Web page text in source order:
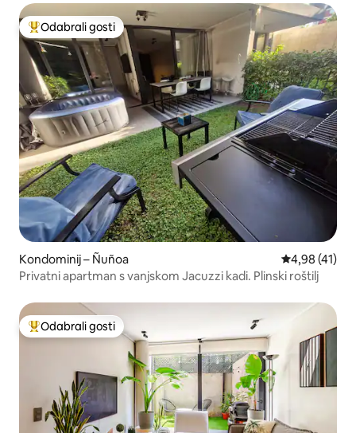
Među najviše rangiranima s oznakom „Odabrali gosti”
Odabrali gosti
Kondominij – Ñuñoa Prosječna
4,98 (41)
Privatni apartman s vanjskom Jacuzzi kadi. Plinski roštilj
Među najviše rangiranima s oznakom „Odabrali gosti”
Odabrali gosti